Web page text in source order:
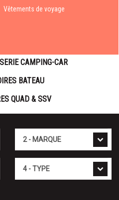
Vêtements de voyage
CAMPING-CAR
BATEAU
QUAD & SSV